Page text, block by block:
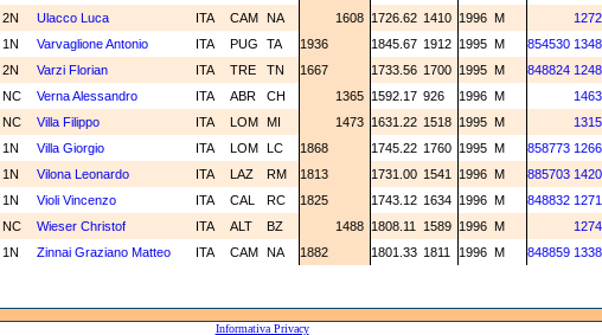
2N Ulacco Luca ITA CAM NA 1608 1726.62 1410 1996 M
1N Varvaglione Antonio ITA PUG TA 1936 1845.67 1912 1995 M 854530
2N Varzi Florian ITA TRE TN 1667 1733.56 1700 1995 M 848824
NC Verna Alessandro ITA ABR CH 1365 1592.17 926 1996 M
NC Villa Filippo ITA LOM MI 1473 1631.22 1518 1995 M
1N Villa Giorgio ITA LOM LC 1868 1745.22 1760 1995 M 858773
1N Vilona Leonardo ITA LAZ RM 1813 1731.00 1541 1996 M 885703
1N Violi Vincenzo ITA CAL RC 1825 1743.12 1634 1996 M 848832
NC Wieser Christof ITA ALT BZ 1488 1808.11 1589 1996 M
1N Zinnai Graziano Matteo ITA CAM NA 1882 1801.33 1811 1996 M 848859
Informativa Privacy